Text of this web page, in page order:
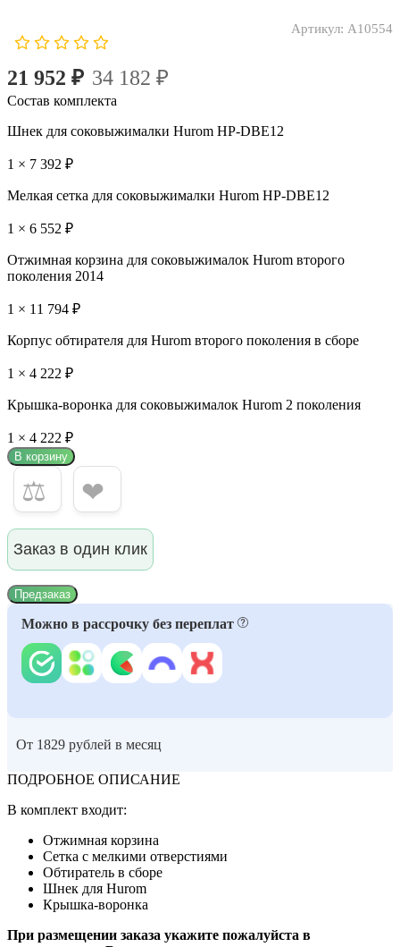
Артикул: A10554
21 952 ₽ 34 182 ₽
Состав комплекта
Шнек для соковыжималки Hurom HP-DBE12
1 × 7 392 ₽
Мелкая сетка для соковыжималки Hurom HP-DBE12
1 × 6 552 ₽
Отжимная корзина для соковыжималок Hurom второго
поколения 2014
1 × 11 794 ₽
Корпус обтирателя для Hurom второго поколения в сборе
1 × 4 222 ₽
Крышка-воронка для соковыжималок Hurom 2 поколения
1 × 4 222 ₽
В корзину
⚖ ❤
Заказ в один клик
Предзаказ
Можно в рассрочку без переплат
От 1829 рублей в месяц
ПОДРОБНОЕ ОПИСАНИЕ
В комплект входит:
Отжимная корзина
Сетка с мелкими отверстиями
Обтиратель в сборе
Шнек для Hurom
Крышка-воронка
При размещении заказа укажите пожалуйста в